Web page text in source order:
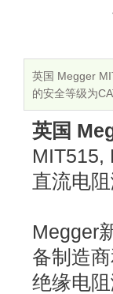
英国 Megger
的安全等级为
择，15 kV型号
英国
MIT515,
直流电
Megger
备制造
绝缘电